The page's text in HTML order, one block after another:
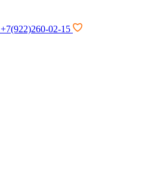
+7(922)260-02-15